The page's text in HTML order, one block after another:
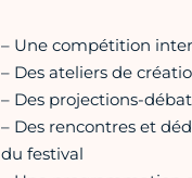
– Une compétition
– Des ateliers de
– Des projections-
– Des rencontres et
du festival